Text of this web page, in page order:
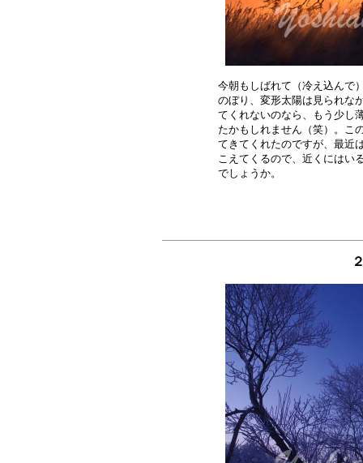
今朝もしばれて（冷え込んで
のぼり、変形太陽は見られな
てくれないのなら、もう少し
たかもしれません（笑）。こ
てきてくれたのですが、最近
こえてくるので、近くにはい